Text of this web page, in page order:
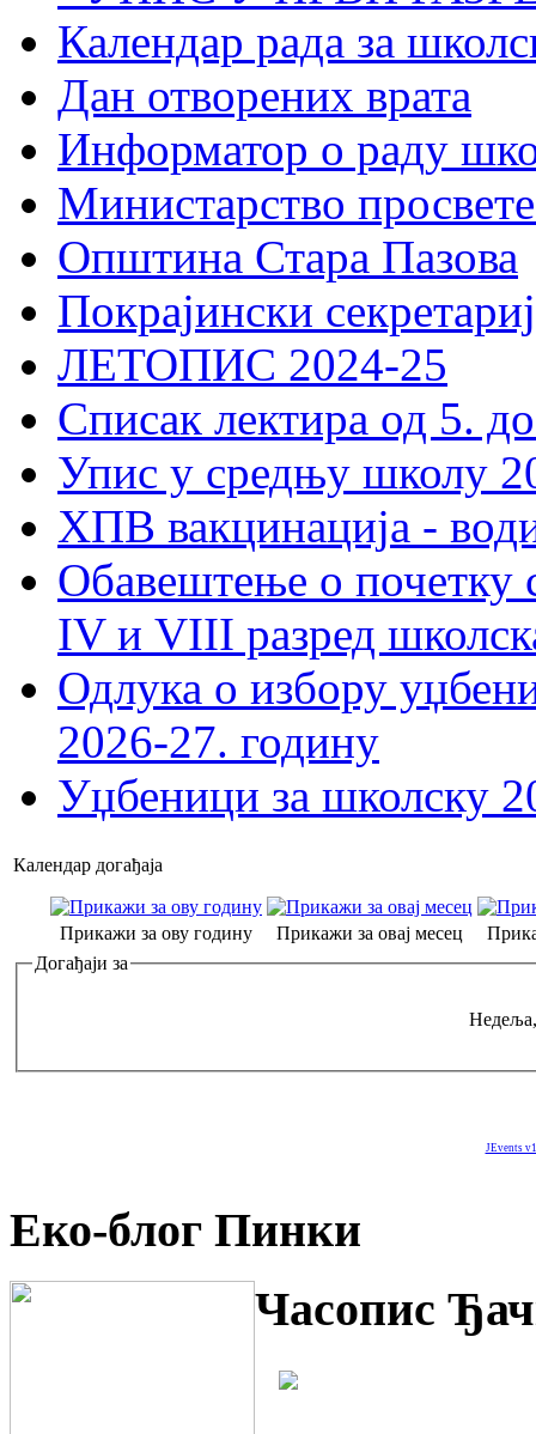
Календар рада за
Дан отворених врата
Информатор о раду
Министарство
Општина Стара Пазова
Покрајински
ЛЕТОПИС 2024-25
Списак лектира од 5.
Упис у средњу школу
ХПВ вакцинација -
Обавештење о почетку
IV и VIII разред
Одлука о избору
2026-27. годину
Уџбеници за школску
Календар догађаја
Прикажи за ову годину Прикажи за овај месец
Догађаји за
JEvents
Еко-блог Пинки
Часопис